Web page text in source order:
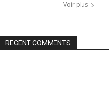
Voir plus
RECENT COMMENTS